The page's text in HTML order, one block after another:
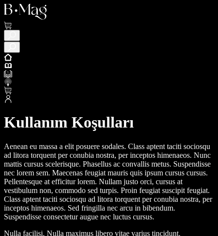
Kullanım Koşulları
Aenean eu massa a elit posuere sodales. Class aptent taciti sociosqu
ad litora torquent per conubia nostra, per inceptos himenaeos. Nunc
mattis cursus scelerisque. Phasellus ac convallis metus. Suspendisse
nec lorem sem. Maecenas feugiat mauris quis ipsum cursus cursus.
Pellentesque at efficitur lorem. Nullam justo orci, cursus at
vestibulum non, commodo sed turpis. Proin feugiat suscipit feugiat.
Class aptent taciti sociosqu ad litora torquent per conubia nostra, per
inceptos himenaeos. Sed fringilla nec arcu in bibendum.
Suspendisse consectetur augue nec luctus cursus.
Nulla facilisi. Nulla maximus libero vitae varius tincidunt.